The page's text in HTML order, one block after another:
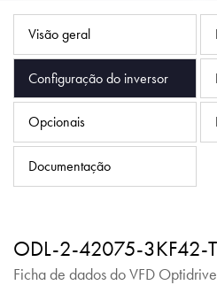
Visão geral
Configuração do inversor
Opcionais
Documentação
ODL-2-42075-3KF42-
Ficha de dados do VFD